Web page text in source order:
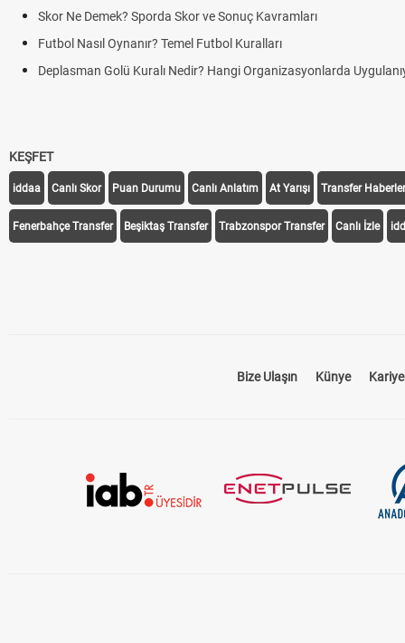
Skor ve Sonuç Kavramları
Temel Futbol Kuralları
Nedir? Hangi Organizasyonlarda Uygulanıyor?
KEŞFET
iddaa Canlı Skor Puan Durumu Canlı Anlatım At Yarışı Transfer
Fenerbahçe Transfer Beşiktaş Transfer Trabzonspor Transfer Canlı İzle
Bize Ulaşın Künye